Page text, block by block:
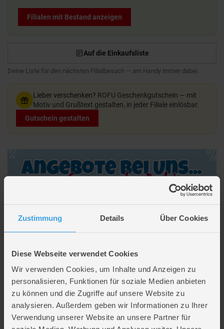
Zustimmung Details Über Cookies
Diese Webseite verwendet Cookies
Wir verwenden Cookies, um Inhalte und Anzeigen zu
personalisieren, Funktionen für soziale Medien anbieten
zu können und die Zugriffe auf unsere Website zu
analysieren. Außerdem geben wir Informationen zu Ihrer
Verwendung unserer Website an unsere Partner für
Filialen mit Bestand anzeigen
Auf die Einkaufsliste
Deine Liste für den nächsten Filialbesuch — am Handy immer dabei.
Lieber verschenken? ROFU Geschenkgutschein — mit
Motiv und Grußtext gestalten, in jeder Filiale einlösbar.
Gutschein gestalten
Beschreibung
Lieferumfang: 1 x Plüschfigur Megumi
zum Spielen und Sammeln
Größe: ca. 18 cm
Altersempfehlung: ab 0 Jahren